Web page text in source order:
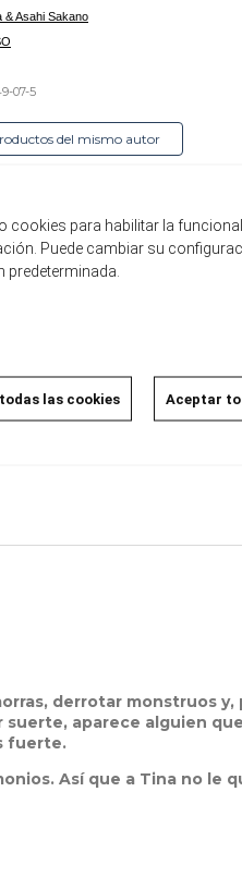
& Asahi Sakano
07-5
del mismo autor
B6 con sobrecubierta
a color
LA CESTA
derrotar monstruos
aparece alguien
fuerte.
Así que a Tina no le
cookies para habilitar la
Puede cambiar su
las cookies Aceptar